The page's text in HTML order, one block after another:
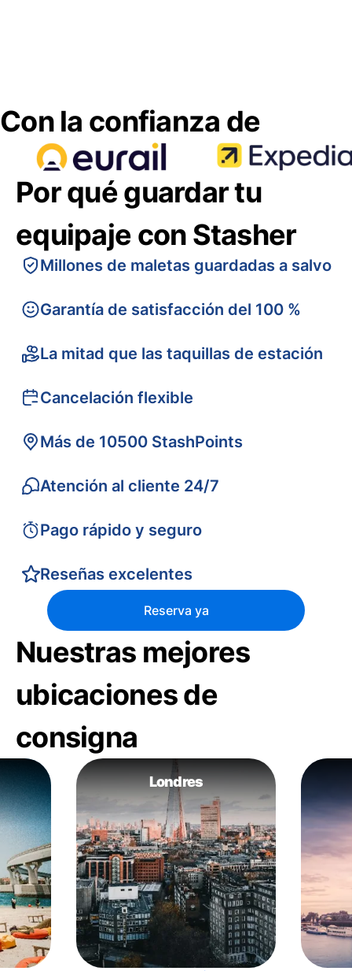
Con la confianza de
Por qué guardar tu
equipaje con Stasher
Millones de maletas guardadas a salvo
Garantía de satisfacción del 100 %
La mitad que las taquillas de estación
Cancelación flexible
Más de 10500 StashPoints
Atención al cliente 24/7
Pago rápido y seguro
Reseñas excelentes
Reserva ya
Nuestras mejores
ubicaciones de
consigna
Londres